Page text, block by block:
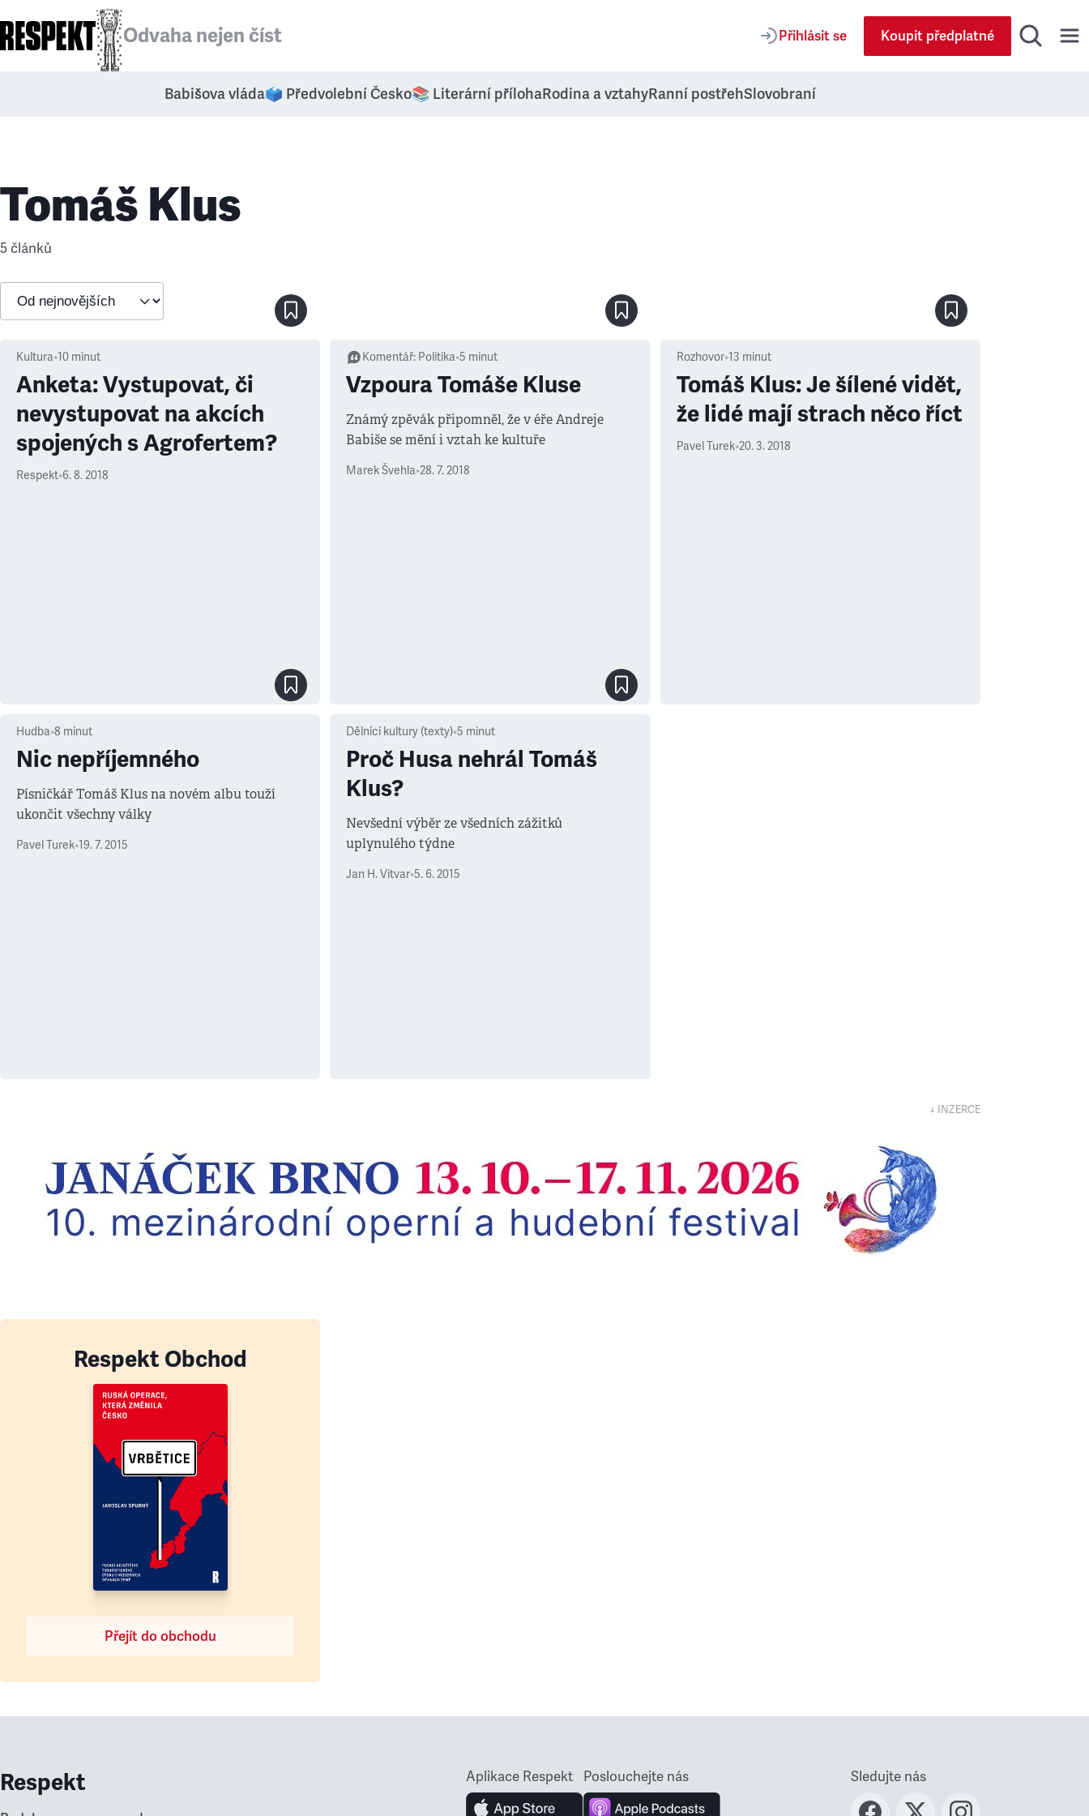
Odvaha nejen číst Přihlásit se Koupit předplatné
Babišova vláda🗳️ Předvolební Česko📚 Literární přílohaRodina a vztahyRanní postřehSlovobraní
Tomáš Klus
5 článků
Kultura•10 minut
Anketa: Vystupovat, či
nevystupovat na akcích
spojených s Agrofertem?
Respekt•6. 8. 2018
Komentář: Politika•5 minut
Vzpoura Tomáše Kluse
Známý zpěvák připomněl, že v éře Andreje
Babiše se mění i vztah ke kultuře
Marek Švehla•28. 7. 2018
Rozhovor•13 minut
Tomáš Klus: Je šílené vidět,
že lidé mají strach něco říct
Pavel Turek•20. 3. 2018
Hudba•8 minut
Nic nepříjemného
Písničkář Tomáš Klus na novém albu touží
ukončit všechny války
Pavel Turek•19. 7. 2015
Dělníci kultury (texty)•5 minut
Proč Husa nehrál Tomáš
Klus?
Nevšední výběr ze všedních zážitků
uplynulého týdne
Jan H. Vitvar•5. 6. 2015
↓ INZERCE
Respekt Obchod
Přejít do obchodu
Respekt Aplikace Respekt Poslouchejte nás Sledujte nás